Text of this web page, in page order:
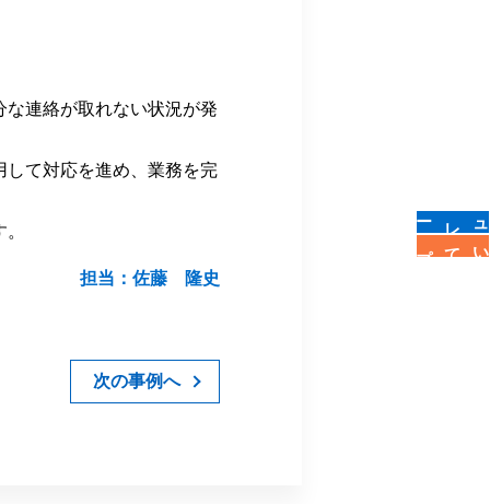
連絡が取れない状況が発
て対応を進め、業務を完
担当：佐藤 隆史
次の事例へ